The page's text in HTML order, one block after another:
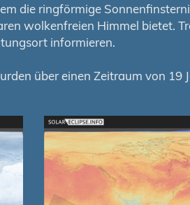
die ringförmige
wolkenfreien Himmel bietet.
informieren.
über einen Zeitraum von 19